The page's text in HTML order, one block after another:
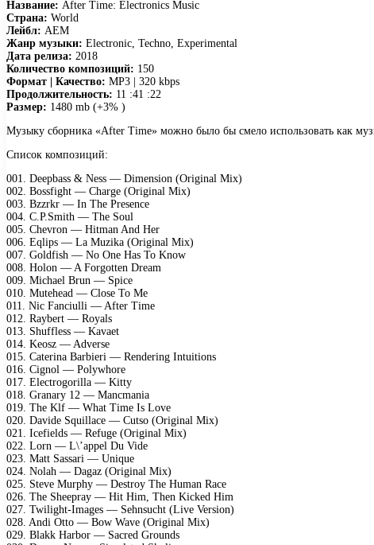
Название: After Time: Electronics Music
Страна: World
Лейбл: AEM
Жанр музыки: Electronic, Techno, Experimental
Дата релиза: 2018
Количество композиций: 150
Формат | Качество: MP3 | 320 kbps
Продолжительность: 11 :41 :22
Размер: 1480 mb (+3% )
Музыку сборника «After Time» можно было бы смело использовать как
Список композиций:
001. Deepbass & Ness — Dimension (Original Mix)
002. Bossfight — Charge (Original Mix)
003. Bzzrkr — In The Presence
004. C.P.Smith — The Soul
005. Chevron — Hitman And Her
006. Eqlips — La Muzika (Original Mix)
007. Goldfish — No One Has To Know
008. Holon — A Forgotten Dream
009. Michael Brun — Spice
010. Mutehead — Close To Me
011. Nic Fanciulli — After Time
012. Raybert — Royals
013. Shuffless — Kavaet
014. Keosz — Adverse
015. Caterina Barbieri — Rendering Intuitions
016. Cignol — Polywhore
017. Electrogorilla — Kitty
018. Granary 12 — Mancmania
019. The Klf — What Time Is Love
020. Davide Squillace — Cutso (Original Mix)
021. Icefields — Refuge (Original Mix)
022. Lorn — L\’appel Du Vide
023. Matt Sassari — Unique
024. Nolah — Dagaz (Original Mix)
025. Steve Murphy — Destroy The Human Race
026. The Sheepray — Hit Him, Then Kicked Him
027. Twilight-Images — Sehnsucht (Live Version)
028. Andi Otto — Bow Wave (Original Mix)
029. Blakk Harbor — Sacred Grounds